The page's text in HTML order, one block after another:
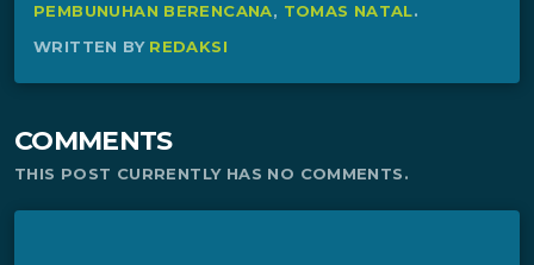
PEMBUNUHAN BERENCANA, TOMAS NATAL.
WRITTEN BY REDAKSI
COMMENTS
THIS POST CURRENTLY HAS NO COMMENTS.